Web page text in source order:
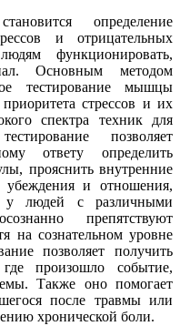
определение
и отрицательных
функционировать,
Основным методом
тестирование мышцы
стрессов и их
спектра техник для
позволяет
ответу определить
прояснить внутренние
и отношения,
у людей с различными
препятствуют
на сознательном уровне
позволяет получить
произошло событие,
Также оно помогает
после травмы или
хронической боли.